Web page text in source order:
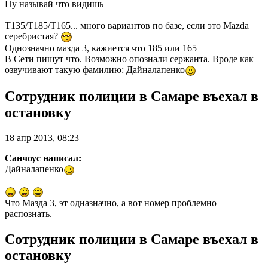
Ну называй что видишь
Т135/Т185/Т165... много вариантов по базе, если это Mazda
серебристая?
Однозначно мазда 3, кажиется что 185 или 165
В Сети пишут что. Возможно опознали сержанта. Вроде как
озвучивают такую фамилию: Дайналапенко
Сотрудник полиции в Самаре въехал в
остановку
18 апр 2013, 08:23
Санчоус написал:
Дайналапенко
Что Мазда 3, эт одназначно, а вот номер проблемно
распознать.
Сотрудник полиции в Самаре въехал в
остановку